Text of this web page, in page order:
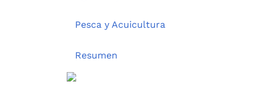
Pesca y Acuicultura
Resumen